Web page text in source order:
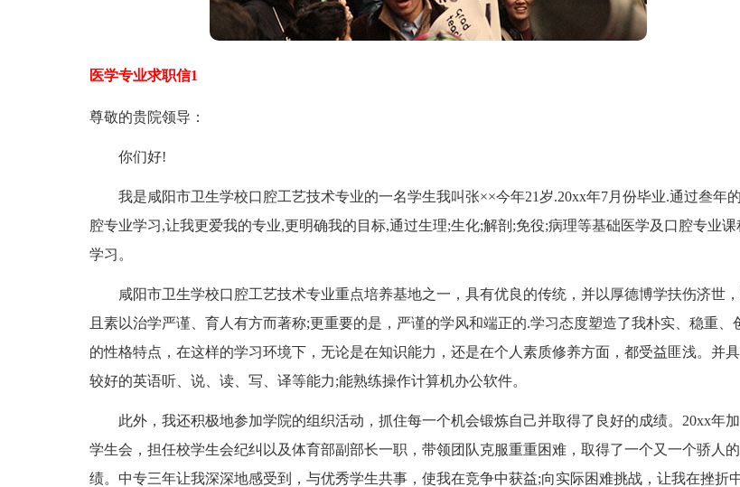
医学专业求职信1
尊敬的贵院领导：
你们好!
我是咸阳市卫生学校口腔工艺技术专业的一名学生我叫张××今年21岁.20xx年7月份毕业.通过叁年
腔专业学习,让我更爱我的专业,更明确我的目标,通过生理;生化;解剖;免役;病理等基础医学及口腔专业课
学习。
咸阳市卫生学校口腔工艺技术专业重点培养基地之一，具有优良的传统，并以厚德博学扶伤济世
且素以治学严谨、育人有方而著称;更重要的是，严谨的学风和端正的.学习态度塑造了我朴实、稳重、
的性格特点，在这样的学习环境下，无论是在知识能力，还是在个人素质修养方面，都受益匪浅。并
较好的英语听、说、读、写、译等能力;能熟练操作计算机办公软件。
此外，我还积极地参加学院的组织活动，抓住每一个机会锻炼自己并取得了良好的成绩。20xx年加
学生会，担任校学生会纪纠以及体育部副部长一职，带领团队克服重重困难，取得了一个又一个骄人
绩。中专三年让我深深地感受到，与优秀学生共事，使我在竞争中获益;向实际困难挑战，让我在挫折